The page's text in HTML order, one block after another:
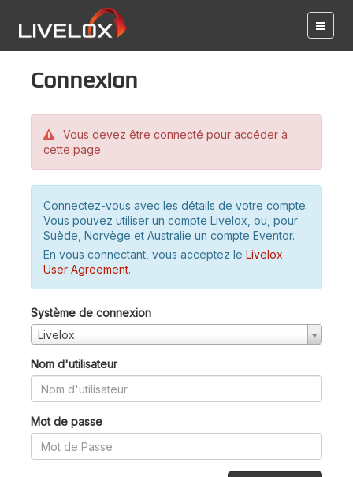
Connexion
Vous devez être connecté pour accéder à
cette page
Connectez-vous avec les détails de votre compte.
Vous pouvez utiliser un compte Livelox, ou, pour
Suède, Norvège et Australie un compte Eventor.
En vous connectant, vous acceptez le Livelox
User Agreement.
Système de connexion
Livelox
Nom d'utilisateur
Mot de passe